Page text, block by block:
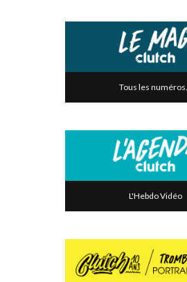
Tous les
L'Hebdo Vidéo